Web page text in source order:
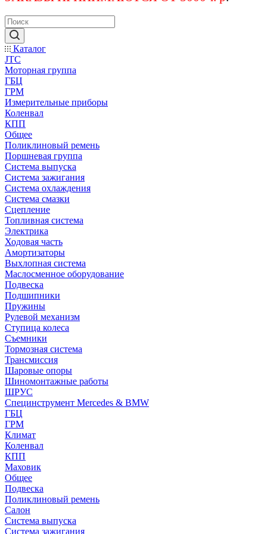
Каталог
JTC
Моторная группа
ГБЦ
ГРМ
Измерительные приборы
Коленвал
КПП
Общее
Поликлиновый ремень
Поршневая группа
Система выпуска
Система зажигания
Система охлаждения
Система смазки
Сцепление
Топливная система
Электрика
Ходовая часть
Амортизаторы
Выхлопная система
Маслосменное оборудование
Подвеска
Подшипники
Пружины
Рулевой механизм
Ступица колеса
Съемники
Тормозная система
Трансмиссия
Шаровые опоры
Шиномонтажные работы
ШРУС
Специнструмент Mercedes & BMW
ГБЦ
ГРМ
Климат
Коленвал
КПП
Маховик
Общее
Подвеска
Поликлиновый ремень
Салон
Система выпуска
Система зажигания